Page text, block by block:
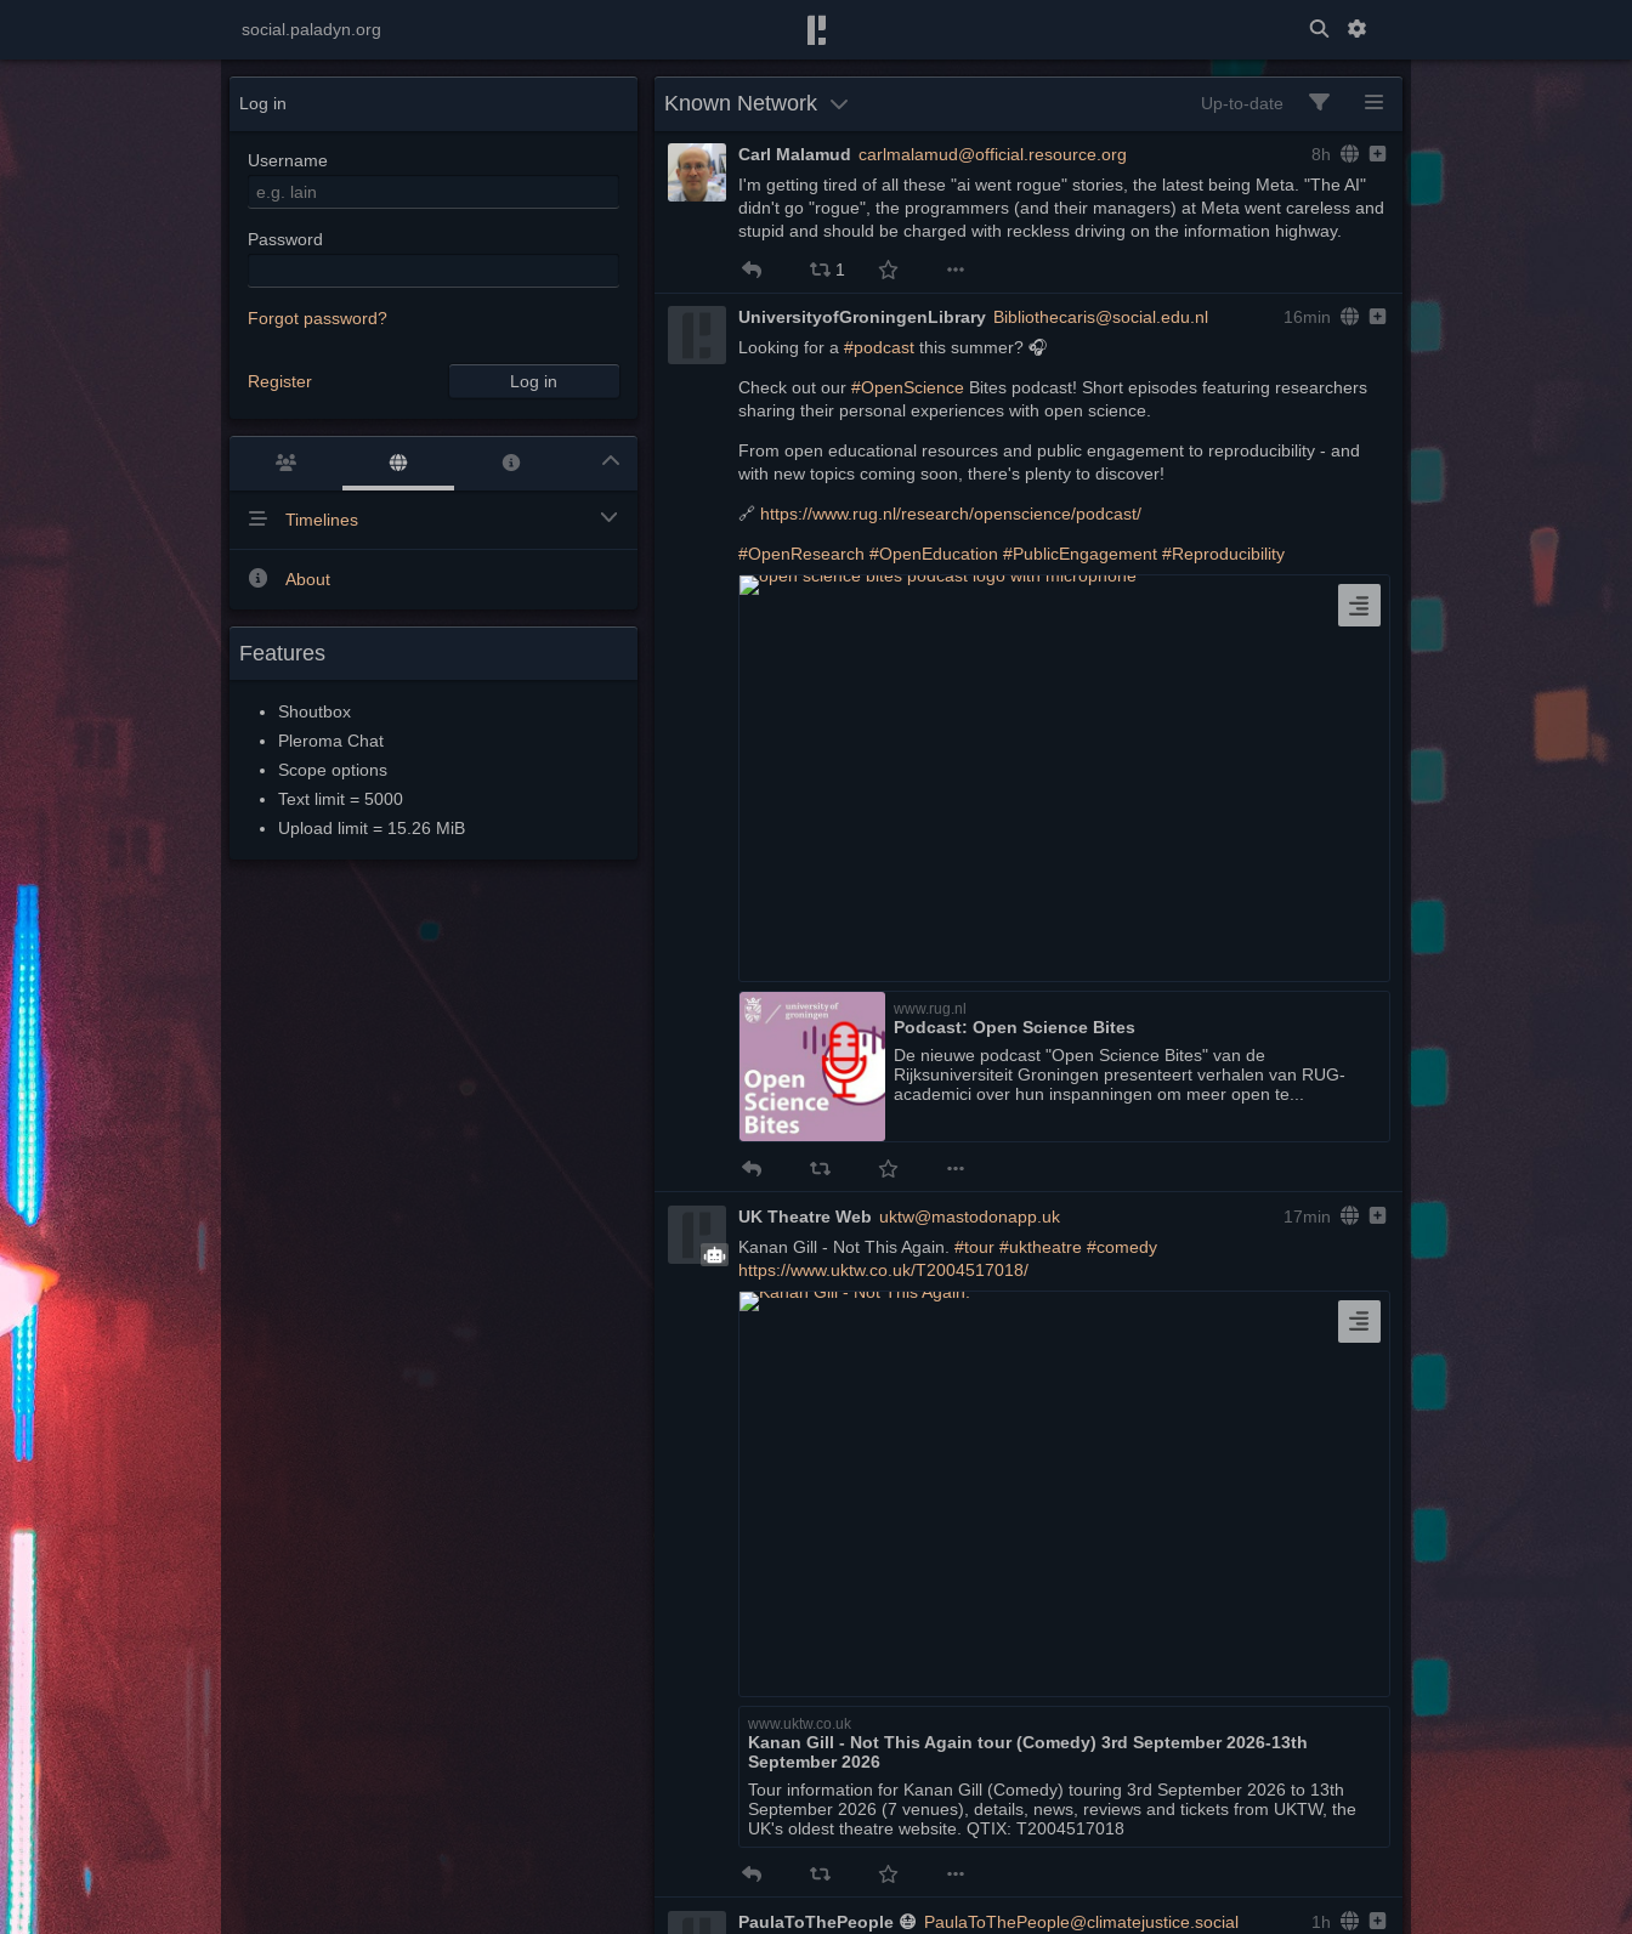
social.paladyn.org
Log in
Username
Password
Forgot password?
Register Log in
Timelines
About
Features
Shoutbox
Pleroma Chat
Scope options
Text limit = 5000
Upload limit = 15.26 MiB
Known Network Up-to-date
Carl Malamud carlmalamud@official.resource.org
8h
I'm getting tired of all these "ai went rogue" stories, the latest being Meta. "The AI"
didn't go "rogue", the programmers (and their managers) at Meta went careless and
stupid and should be charged with reckless driving on the information highway.
1
UniversityofGroningenLibrary Bibliothecaris@social.edu.nl
16min
Looking for a #podcast this summer? 🎧
Check out our #OpenScience Bites podcast! Short episodes featuring researchers
sharing their personal experiences with open science.
From open educational resources and public engagement to reproducibility - and
with new topics coming soon, there's plenty to discover!
🔗 https://www.rug.nl/research/openscience/podcast/
#OpenResearch #OpenEducation #PublicEngagement #Reproducibility
www.rug.nl
Podcast: Open Science Bites
De nieuwe podcast "Open Science Bites" van de
Rijksuniversiteit Groningen presenteert verhalen van RUG-
academici over hun inspanningen om meer open te...
UK Theatre Web uktw@mastodonapp.uk
17min
Kanan Gill - Not This Again. #tour #uktheatre #comedy
https://www. uktw.co.uk/T2004517018/
www.uktw.co.uk
Kanan Gill - Not This Again tour (Comedy) 3rd September 2026-13th
September 2026
Tour information for Kanan Gill (Comedy) touring 3rd September 2026 to 13th
September 2026 (7 venues), details, news, reviews and tickets from UKTW, the
UK's oldest theatre website. QTIX: T2004517018
PaulaToThePeople 😷 PaulaToThePeople@climatejustice.social 1h